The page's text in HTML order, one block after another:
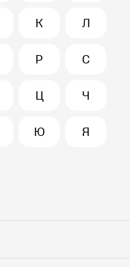
К Л
Р С
Ц Ч
Ю Я